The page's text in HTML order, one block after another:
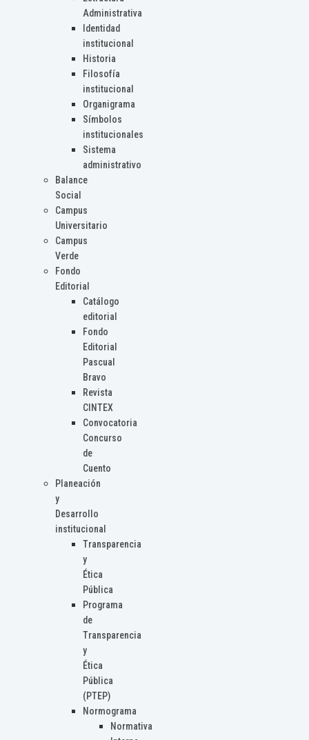
Administrativa
Identidad
institucional
Historia
Filosofía
institucional
Organigrama
Símbolos
institucionales
Sistema
administrativo
Balance
Social
Campus
Universitario
Campus
Verde
Fondo
Editorial
Catálogo
editorial
Fondo
Editorial
Pascual
Bravo
Revista
CINTEX
Convocatoria
Concurso
de
Cuento
Planeación
y
Desarrollo
institucional
Transparencia
y
Ética
Pública
Programa
de
Transparencia
y
Ética
Pública
(PTEP)
Normograma
Normativa